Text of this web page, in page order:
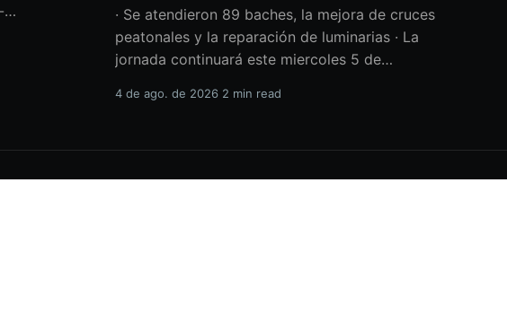
· Se atendieron 89 baches, la mejora de cruces
peatonales y la reparación de luminarias · La
jornada continuará este miercoles 5 de
ante la temporada de lluvias Con el retiro de
además de la atención de casi 450
4 de ago. de 2026 2 min read